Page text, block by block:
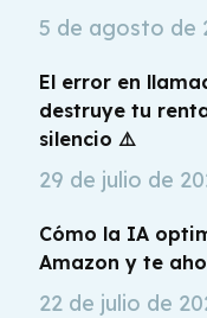
Sistema De
Gestión Para
5 de agosto de
El error en
destruye tu
silencio ⚠️
29 de julio de
Cómo la IA
Amazon y te
22 de julio de